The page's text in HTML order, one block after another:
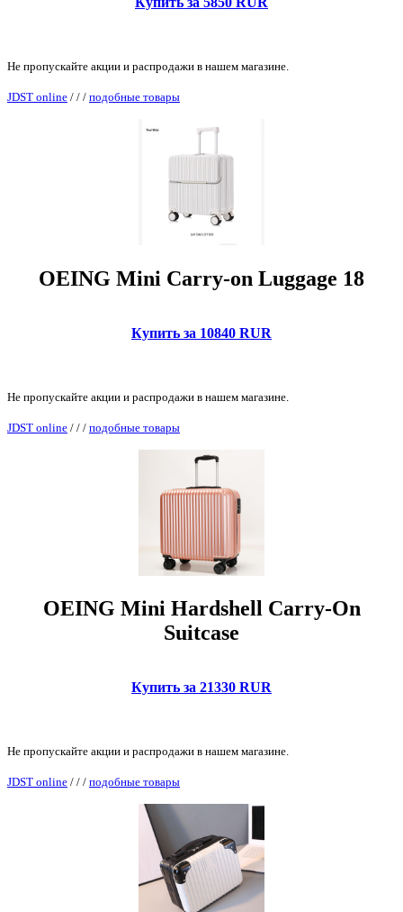
Не пропускайте акции и распродажи в нашем магазине.
JDST online / / / подобные товары
OEING Mini Carry-on Luggage 18
Купить за 10840 RUR
Не пропускайте акции и распродажи в нашем магазине.
JDST online / / / подобные товары
OEING Mini Hardshell Carry-On
Suitcase
Купить за 21330 RUR
Не пропускайте акции и распродажи в нашем магазине.
JDST online / / / подобные товары